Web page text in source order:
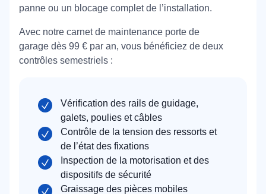
panne ou un blocage complet de l’installation.
Avec notre carnet de maintenance porte de
garage dès 99 € par an, vous bénéficiez de deux
contrôles semestriels :
Vérification des rails de guidage,
galets, poulies et câbles
Contrôle de la tension des ressorts et
de l’état des fixations
Inspection de la motorisation et des
dispositifs de sécurité
Graissage des pièces mobiles